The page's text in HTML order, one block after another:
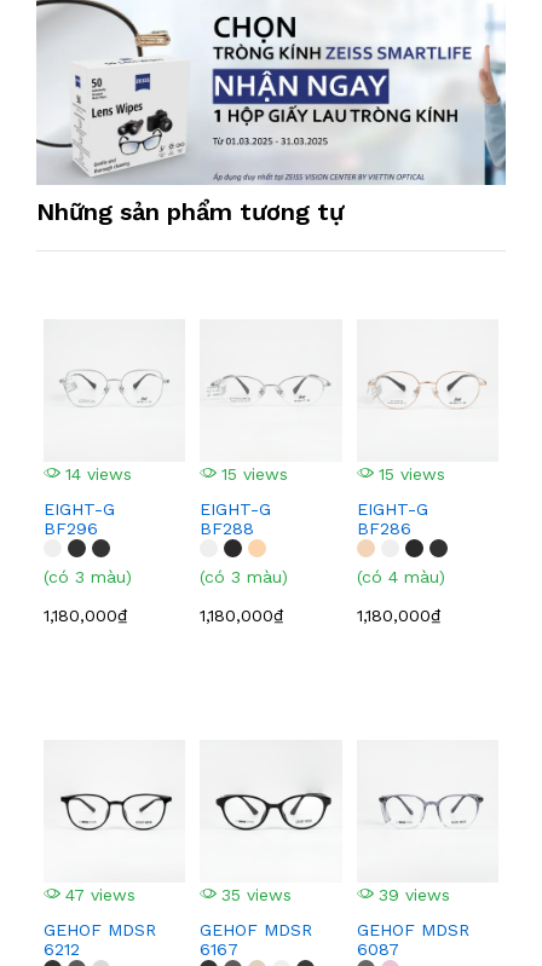
Những sản phẩm tương tự
14 views
EIGHT-G
BF296
(có 3 màu)
1,180,000₫
15 views
EIGHT-G
BF288
(có 3 màu)
1,180,000₫
15 views
EIGHT-G
BF286
(có 4 màu)
1,180,000₫
47 views
GEHOF MDSR
6212
35 views
GEHOF MDSR
6167
39 views
GEHOF MDSR
6087